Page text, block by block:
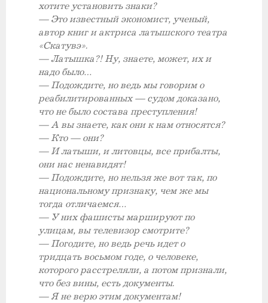
хотите установить знаки?
— Это известный экономист, ученый,
автор книг и актриса латышского театра
«Скатувэ».
— Латышка?! Ну, знаете, может, их и
надо было…
— Подождите, но ведь мы говорим о
реабилитированных — судом доказано,
что не было состава преступления!
— А вы знаете, как они к нам относятся?
— Кто — они?
— И латыши, и литовцы, все прибалты,
они нас ненавидят!
— Подождите, но нельзя же вот так, по
национальному признаку, чем же мы
тогда отличаемся…
— У них фашисты маршируют по
улицам, вы телевизор смотрите?
— Погодите, но ведь речь идет о
тридцать восьмом годе, о человеке,
которого расстреляли, а потом признали,
что без вины, есть документы.
— Я не верю этим документам!